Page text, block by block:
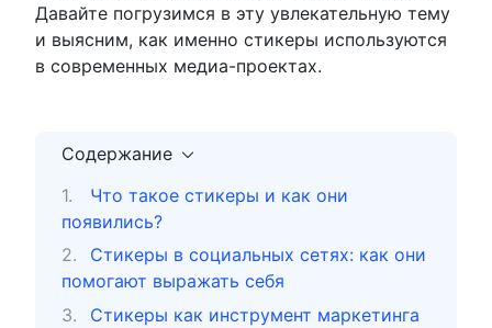
Давайте погрузимся в эту увлекательную тему
и выясним, как именно стикеры используются
в современных медиа-проектах.
Содержание
Что такое стикеры и как они
появились?
Стикеры в социальных сетях: как они
помогают выражать себя
Стикеры как инструмент маркетинга